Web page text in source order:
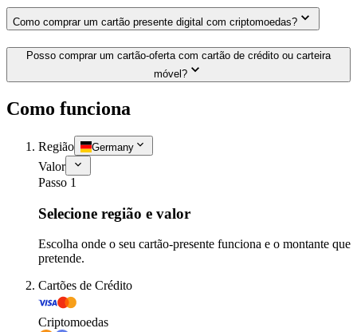
Como comprar um cartão presente digital com criptomoedas?
Posso comprar um cartão-oferta com cartão de crédito ou carteira
móvel?
Como funciona
Região Germany
Valor
Passo 1
Selecione região e valor
Escolha onde o seu cartão-presente funciona e o montante que
pretende.
Cartões de Crédito
Criptomoedas